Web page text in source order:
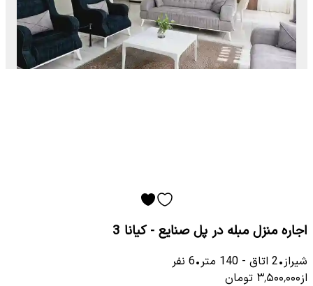
اجاره منزل مبله در پل صنایع - کیانا 3
شیراز•
2 اتاق -
140 متر•
6 نفر
از۳٬۵۰۰٬۰۰۰ تومان